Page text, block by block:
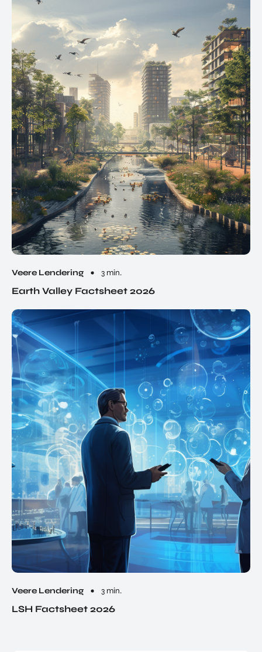
Veere Lendering 3 min.
Earth Valley Factsheet 2026
Veere Lendering 3 min.
LSH Factsheet 2026